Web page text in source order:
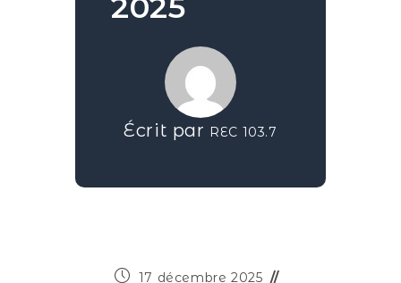
Écrit par REC 103.7
17 décembre 2025